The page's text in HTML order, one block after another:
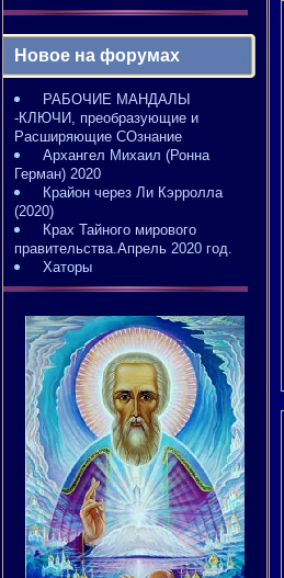
Новое на форумах
РАБОЧИЕ МАНДАЛЫ
-КЛЮЧИ, преобразующие и
Расширяющие СОзнание
Архангел Михаил (Ронна
Герман) 2020
Крайон через Ли Кэрролла
(2020)
Крах Тайного мирового
правительства.Апрель 2020 год.
Хаторы